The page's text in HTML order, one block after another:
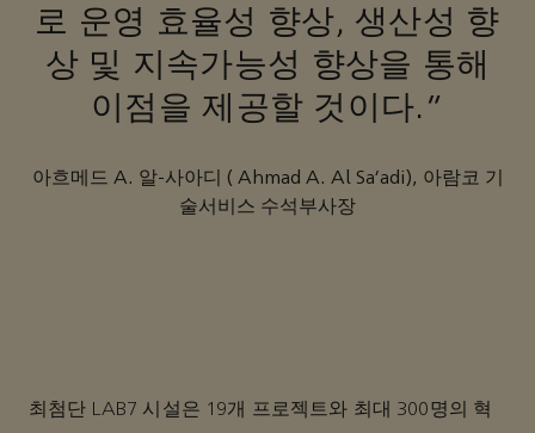
로 운영 효율성 향상, 생산성 향
상 및 지속가능성 향상을 통해
이점을 제공할 것이다."
아흐메드 A. 알-사아디 ( Ahmad A. Al Sa'adi), 아람코 기
술서비스 수석부사장
최첨단 LAB7 시설은 19개 프로젝트와 최대 300명의 혁